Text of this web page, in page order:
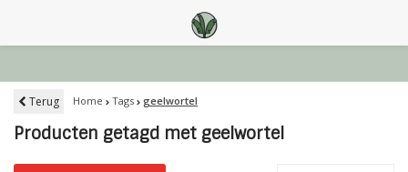
Terug Home Tags geelwortel
Producten getagd met geelwortel